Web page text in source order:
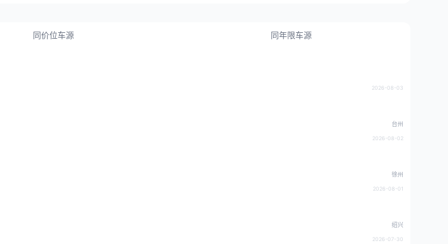
同价位车源 同年限车源
2026-08-03
台州
2026-08-02
徐州
2026-08-01
绍兴
2026-07-30